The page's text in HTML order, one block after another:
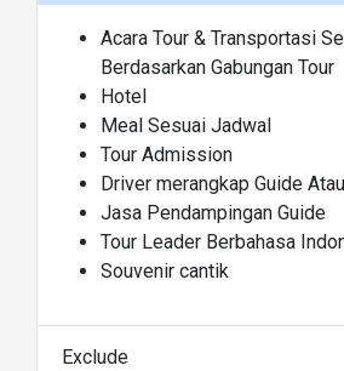
Acara Tour & Transportasi
Berdasarkan Gabungan Tour
Hotel
Meal Sesuai Jadwal
Tour Admission
Driver merangkap Guide Atau
Jasa Pendampingan Guide
Tour Leader Berbahasa
Souvenir cantik
Exclude